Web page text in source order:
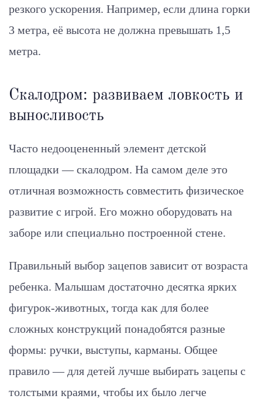
резкого ускорения. Например, если длина горки
3 метра, её высота не должна превышать 1,5
метра.
Скалодром: развиваем ловкость и
выносливость
Часто недооцененный элемент детской
площадки — скалодром. На самом деле это
отличная возможность совместить физическое
развитие с игрой. Его можно оборудовать на
заборе или специально построенной стене.
Правильный выбор зацепов зависит от возраста
ребенка. Малышам достаточно десятка ярких
фигурок-животных, тогда как для более
сложных конструкций понадобятся разные
формы: ручки, выступы, карманы. Общее
правило — для детей лучше выбирать зацепы с
толстыми краями, чтобы их было легче